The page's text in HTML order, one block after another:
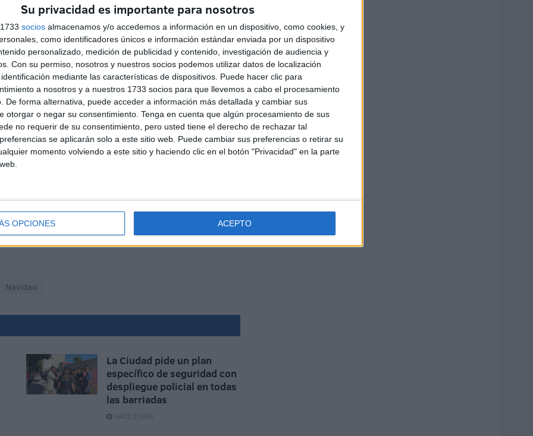
Su privacidad es importante para nosotros
socios almacenamos y/o accedemos a información en un dispositivo, como cookies, y
como identificadores únicos e información estándar enviada por un dispositivo
personalizado, medición de publicidad y contenido, investigación de audiencia y
Con su permiso, nosotros y nuestros socios podemos utilizar datos de localización
mediante las características de dispositivos. Puede hacer clic para
a nosotros y a nuestros 1733 socios para que llevemos a cabo el procesamiento
De forma alternativa, puede acceder a información más detallada y cambiar sus
otorgar o negar su consentimiento. Tenga en cuenta que algún procesamiento de sus
no requerir de su consentimiento, pero usted tiene el derecho de rechazar tal
se aplicarán solo a este sitio web. Puede cambiar sus preferencias o retirar su
momento volviendo a este sitio y haciendo clic en el botón "Privacidad" en la parte
OPCIONES ACEPTO
de la Asociación de Vecinos, a enviar una
Ambiente, en la que expresa lo siguiente:
con esta consejería y sus diferentes áreas, solicitó
lasfiestasnavideñasen nuestra barriada. Debemos
esta petición, obteniendo el compromiso verbal por
no se ha atendido”.
para denunciar las deficiencias y las carencias
Navidad
La Ciudad pide un plan
específico de seguridad con
despliegue policial en todas
las barriadas
HACE 2 DÍAS